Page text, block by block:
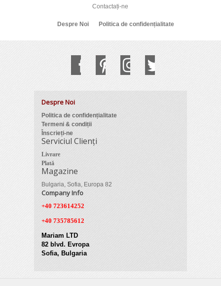
Contactați-ne
Despre Noi Politica de confidențialitate
Despre Noi
Politica de confidențialitate
Termeni & condiții
Înscrieți-ne
Serviciul Clienți
Livrare
Plată
Magazine
Bulgaria, Sofia, Europa 82
Company Info
+40 723614252
+40 735785612
Mariam LTD
82 blvd. Evropa
Sofia, Bulgaria